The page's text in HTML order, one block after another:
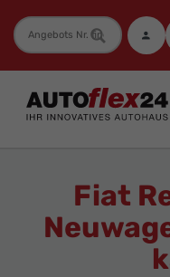
Fahrzeugnummer
Autoflex24
GmbH
Neuwagen
Jahreswagen
Fiat